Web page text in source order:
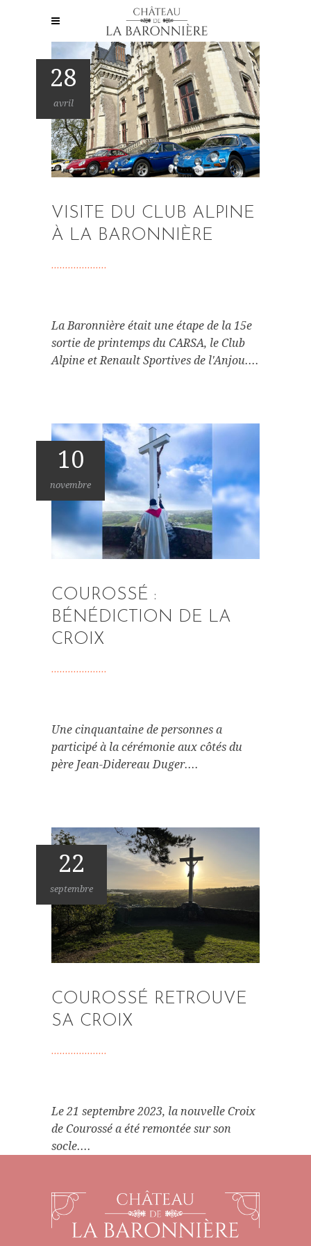
28
avril
VISITE DU CLUB ALPINE
À LA BARONNIÈRE
La Baronnière était une étape de la 15e
sortie de printemps du CARSA, le Club
Alpine et Renault Sportives de l'Anjou....
10
novembre
COUROSSÉ :
BÉNÉDICTION DE LA
CROIX
Une cinquantaine de personnes a
participé à la cérémonie aux côtés du
père Jean-Didereau Duger....
22
septembre
COUROSSÉ RETROUVE
SA CROIX
Le 21 septembre 2023, la nouvelle Croix
de Courossé a été remontée sur son
socle....